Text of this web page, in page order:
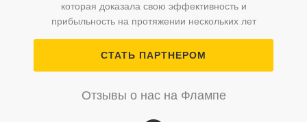
которая доказала свою эффективность и
прибыльность на протяжении нескольких лет
СТАТЬ ПАРТНЕРОМ
Отзывы о нас на Флампе